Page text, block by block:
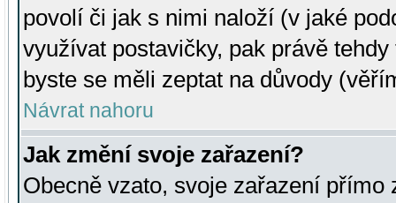
povolí či jak s nimi naloží (v jaké
využívat postavičky, pak právě
byste se měli zeptat na důvody
Návrat nahoru
Jak změní svoje zařazení?
Obecně vzato, svoje zařazení přímo